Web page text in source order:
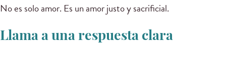
No es solo amor. Es un amor justo y sacrificial.
Llama a una respuesta clara